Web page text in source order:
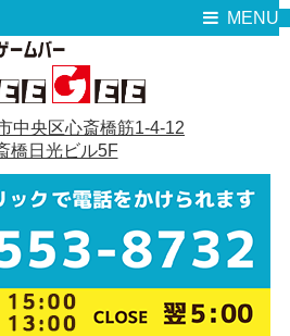
MENU
中央区心斎橋筋1-4-12
橋日光ビル5F